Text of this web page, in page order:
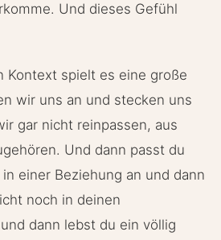
Und dieses Gefühl
Kontext spielt es eine große
wir uns an und stecken uns
gar nicht reinpassen, aus
Und dann passt du
einer Beziehung an und dann
noch in deinen
dann lebst du ein völlig